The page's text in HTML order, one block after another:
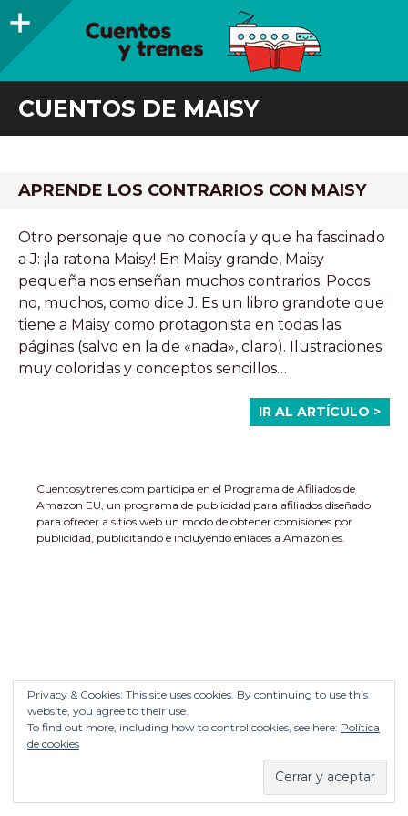
Barra
CUENTOS DE MAISY
APRENDE LOS CONTRARIOS CON MAISY
Otro personaje que no conocía y que ha fascinado
a J: ¡la ratona Maisy! En Maisy grande, Maisy
pequeña nos enseñan muchos contrarios. Pocos
no, muchos, como dice J. Es un libro grandote que
tiene a Maisy como protagonista en todas las
páginas (salvo en la de «nada», claro). Ilustraciones
muy coloridas y conceptos sencillos…
IR AL ARTÍCULO >
Cuentosytrenes.com participa en el Programa de Afiliados de
Amazon EU, un programa de publicidad para afiliados diseñado
para ofrecer a sitios web un modo de obtener comisiones por
publicidad, publicitando e incluyendo enlaces a Amazon.es.
Privacy & Cookies: This site uses cookies. By continuing to use this
website, you agree to their use.
To find out more, including how to control cookies, see here: Política
de cookies